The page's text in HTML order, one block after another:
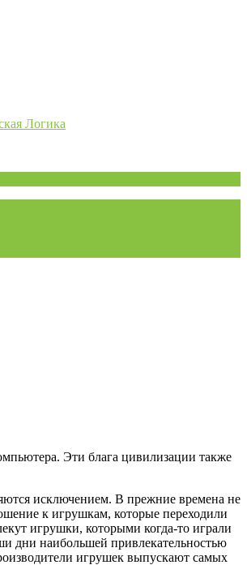
Логика
Эти блага цивилизации также
исключением. В прежние времена не
к игрушкам, которые переходили
игрушки, которыми когда-то играли
дни наибольшей привлекательностью
игрушек выпускают самых